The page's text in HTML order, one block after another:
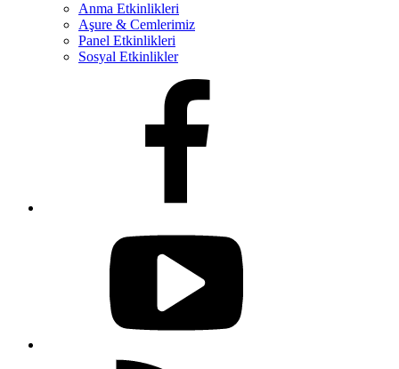
Anma Etkinlikleri
Aşure & Cemlerimiz
Panel Etkinlikleri
Sosyal Etkinlikler